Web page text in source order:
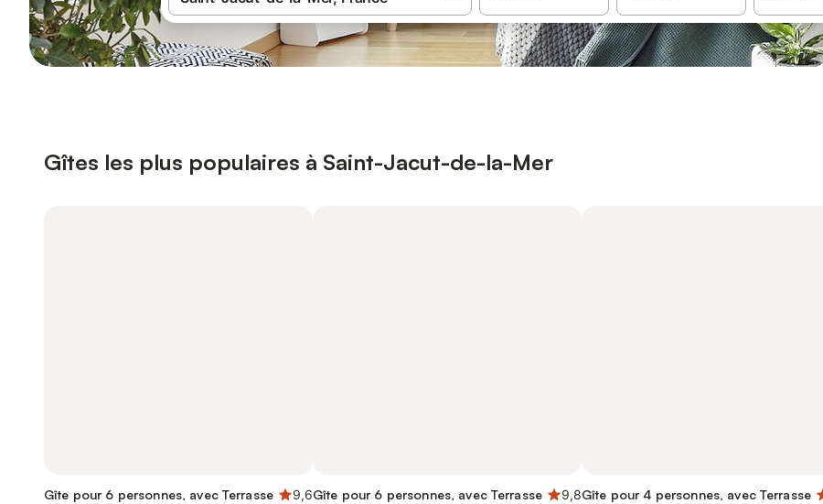
Gîtes les plus populaires à Saint-Jacut-de-la-Mer
Gîte pour 6 personnes, avec Terrasse
9,6Gîte pour 6 personnes, avec Terrasse
9,8Gîte pour 4 personnes, avec Terrasse